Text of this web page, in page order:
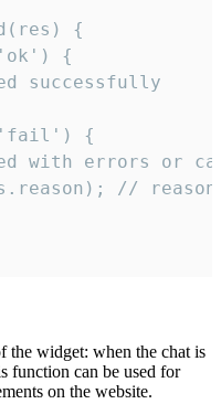
{
{
successfully
{
with errors or
//
the widget: when the chat is
function can be used for
on the website.